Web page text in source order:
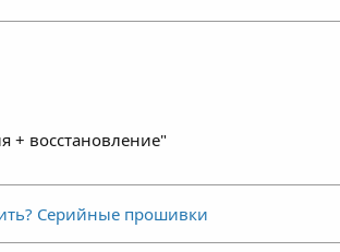
+ восстановление"
Серийные прошивки